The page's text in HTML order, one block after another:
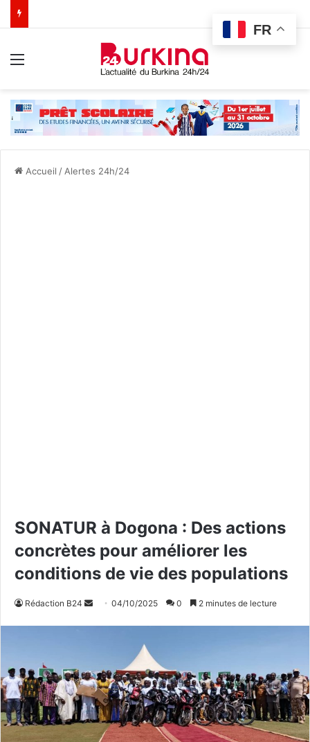
Accueil / Alertes 24h/24
SONATUR à Dogona : Des actions
concrètes pour améliorer les
conditions de vie des populations
Rédaction B24
y
e
r
u
n
04/10/2025 0 2 minutes de lecture
FR